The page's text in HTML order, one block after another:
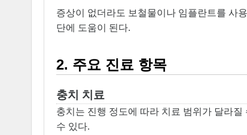
증상이 없더라도 보철물이나 임플란트를 사
단에 도움이 된다.
2. 주요 진료 항목
충치 치료
충치는 진행 정도에 따라 치료 범위가 달라
수 있다.